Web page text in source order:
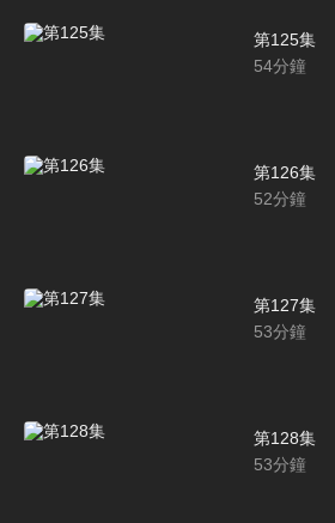
第125集
54分鐘
第126集
52分鐘
第127集
53分鐘
第128集
53分鐘